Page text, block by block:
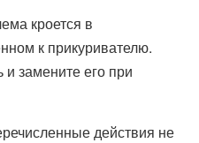
кроется в
к прикуривателю.
замените его при
действия не